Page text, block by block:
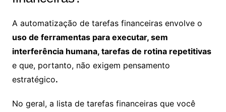
A automatização de tarefas financeiras envolve o
uso de ferramentas para executar, sem
interferência humana, tarefas de rotina repetitivas
e que, portanto, não exigem pensamento
estratégico.
No geral, a lista de tarefas financeiras que você